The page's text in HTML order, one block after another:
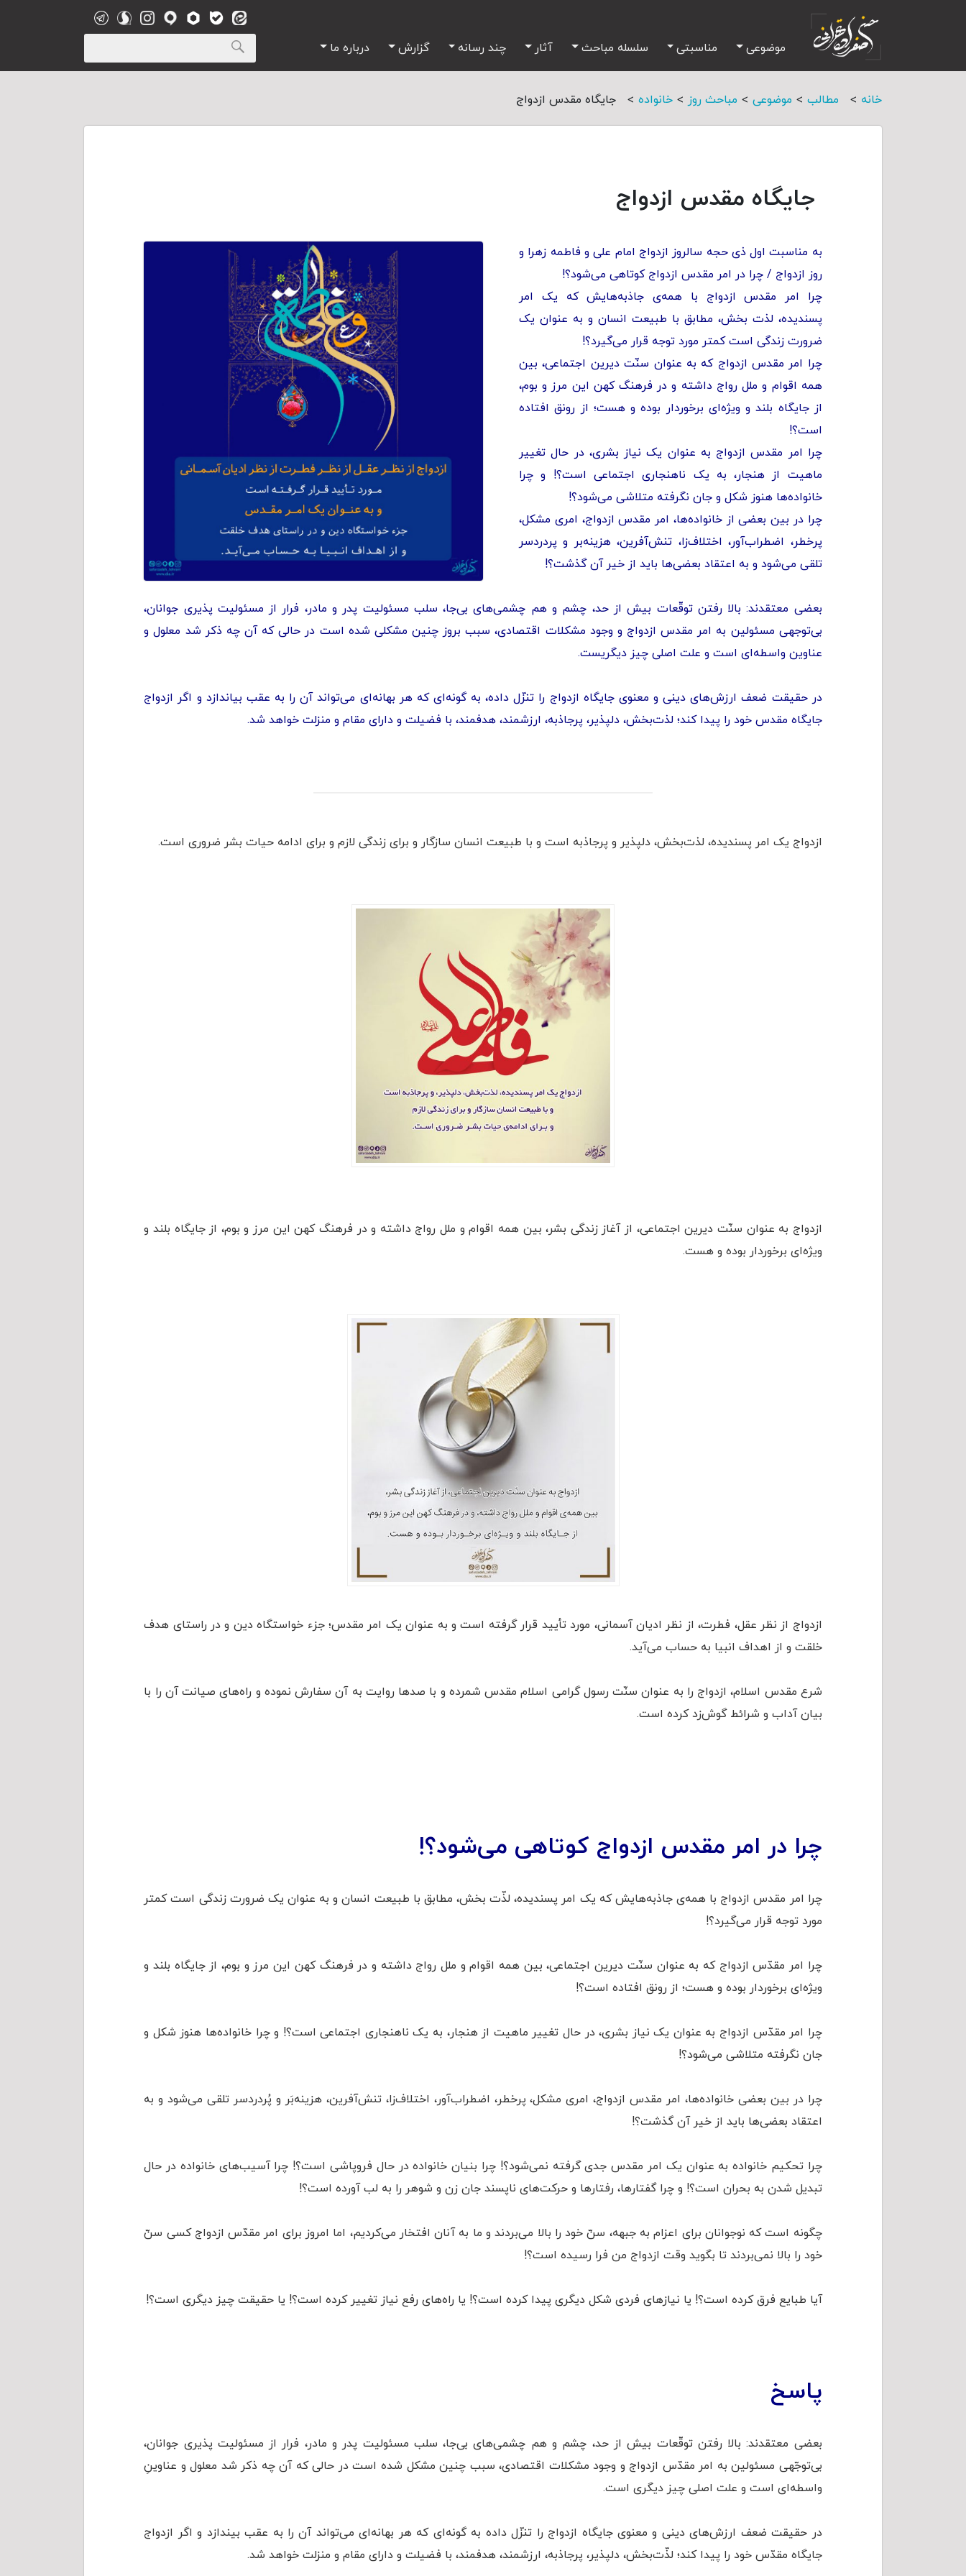
موضوعی مناسبتی سلسله مباحث آثار چند رسانه گزارش درباره ما
خانه > مطالب > موضوعی > مباحث روز > خانواده > جایگاه مقدس ازدواج
جایگاه مقدس ازدواج
به مناسبت اول ذی حجه سالروز ازدواج امام علی و فاطمه زهرا و
روز ازدواج / چرا در امر مقدس ازدواج کوتاهی می‌شود؟!
چرا امر مقدس ازدواج با همه‌ی جاذبه‌هایش که یک امر
پسندیده، لذت بخش، مطابق با طبیعت انسان و به عنوان یک
ضرورت زندگی است کمتر مورد توجه قرار می‌گیرد؟!
چرا امر مقدس ازدواج که به عنوان سنّت دیرین اجتماعی، بین
همه اقوام و ملل رواج داشته و در فرهنگ کهن این مرز و بوم،
از جایگاه بلند و ویژه‌ای برخوردار بوده و هست؛ از رونق افتاده
است؟!
چرا امر مقدس ازدواج به عنوان یک نیاز بشری، در حال تغییر
ماهیت از هنجار، به یک ناهنجاری اجتماعی است؟! و چرا
خانواده‌ها هنوز شکل و جان نگرفته متلاشی می‌شود؟!
چرا در بین بعضی از خانواده‌ها، امر مقدس ازدواج، امری مشکل،
پرخطر، اضطراب‌آور، اختلاف‌زا، تنش‌آفرین، هزینه‌بر و پردردسر
تلقی می‌شود و به اعتقاد بعضی‌ها باید از خیر آن گذشت؟!
بعضی معتقدند: بالا رفتن توقّعات بیش از حد، چشم و هم چشمی‌های بی‌جا، سلب مسئولیت پدر و مادر، فرار از مسئولیت پذیری جوانان،
بی‌توجهی مسئولین به امر مقدس ازدواج و وجود مشکلات اقتصادی، سبب بروز چنین مشکلی شده است در حالی که آن چه ذکر شد معلول و
عناوین واسطه‌ای است و علت اصلی چیز دیگریست.
در حقیقت ضعف ارزش‌های دینی و معنوی جایگاه ازدواج را تنزّل داده، به گونه‌ای که هر بهانه‌ای می‌تواند آن را به عقب بیاندازد و اگر ازدواج
جایگاه مقدس خود را پیدا کند؛ لذت‌بخش، دلپذیر، پرجاذبه، ارزشمند، هدفمند، با فضیلت و دارای مقام و منزلت خواهد شد.
ازدواج یک امر پسندیده، لذت‌بخش، دلپذیر و پرجاذبه است و با طبیعت انسان سازگار و برای زندگی لازم و برای ادامه حیات بشر ضروری است.
ازدواج به عنوان سنّت دیرین اجتماعی، از آغاز زندگی بشر، بین همه اقوام و ملل رواج داشته و در فرهنگ کهن این مرز و بوم، از جایگاه بلند و
ویژه‌ای برخوردار بوده و هست.
ازدواج از نظر عقل، فطرت، از نظر ادیان آسمانی، مورد تأیید قرار گرفته است و به عنوان یک امر مقدس؛ جزء خواستگاه دین و در راستای هدف
خلقت و از اهداف انبیا به حساب می‌آید.
شرع مقدس اسلام، ازدواج را به عنوان سنّت رسول گرامی اسلام مقدس شمرده و با صدها روایت به آن سفارش نموده و راه‌های صیانت آن را با
بیان آداب و شرائط گوش‌زد کرده است.
چرا در امر مقدس ازدواج کوتاهی می‌شود؟!
چرا امر مقدس ازدواج با همه‌ی جاذبه‌هایش که یک امر پسندیده، لذّت بخش، مطابق با طبیعت انسان و به عنوان یک ضرورت زندگی است کمتر
مورد توجه قرار می‌گیرد؟!
چرا امر مقدّس ازدواج که به عنوان سنّت دیرین اجتماعی، بین همه اقوام و ملل رواج داشته و در فرهنگ کهن این مرز و بوم، از جایگاه بلند و
ویژه‌ای برخوردار بوده و هست؛ از رونق افتاده است؟!
چرا امر مقدّس ازدواج به عنوان یک نیاز بشری، در حال تغییر ماهیت از هنجار، به یک ناهنجاری اجتماعی است؟! و چرا خانواده‌ها هنوز شکل و
جان نگرفته متلاشی می‌شود؟!
چرا در بین بعضی خانواده‌ها، امر مقدس ازدواج، امری مشکل، پرخطر، اضطراب‌آور، اختلاف‌زا، تنش‌آفرین، هزینه‌بَر و پُردردسر تلقی می‌شود و به
اعتقاد بعضی‌ها باید از خیر آن گذشت؟!
چرا تحکیم خانواده به عنوان یک امر مقدس جدی گرفته نمی‌شود؟! چرا بنیان خانواده در حال فروپاشی است؟! چرا آسیب‌های خانواده در حال
تبدیل شدن به بحران است؟! و چرا گفتارها، رفتارها و حرکت‌های ناپسند جان زن و شوهر را به لب آورده است؟!
چگونه است که نوجوانان برای اعزام به جبهه، سنّ خود را بالا می‌بردند و ما به آنان افتخار می‌کردیم، اما امروز برای امر مقدّس ازدواج کسی سنّ
خود را بالا نمی‌بردند تا بگوید وقت ازدواج من فرا رسیده است؟!
آیا طبایع فرق کرده است؟! یا نیازهای فردی شکل دیگری پیدا کرده است؟! یا راه‌های رفع نیاز تغییر کرده است؟! یا حقیقت چیز دیگری است؟!
پاسخ
بعضی معتقدند: بالا رفتن توقّعات بیش از حد، چشم و هم چشمی‌های بی‌جا، سلب مسئولیت پدر و مادر، فرار از مسئولیت پذیری جوانان،
بی‌توجّهی مسئولین به امر مقدّس ازدواج و وجود مشکلات اقتصادی، سبب چنین مشکل شده است در حالی که آن چه ذکر شد معلول و عناوینِ
واسطه‌ای است و علت اصلی چیز دیگری است.
در حقیقت ضعف ارزش‌های دینی و معنوی جایگاه ازدواج را تنزّل داده به گونه‌ای که هر بهانه‌ای می‌تواند آن را به عقب بیندازد و اگر ازدواج
جایگاه مقدّس خود را پیدا کند؛ لذّت‌بخش، دلپذیر، پرجاذبه، ارزشمند، هدفمند، با فضیلت و دارای مقام و منزلت خواهد شد.